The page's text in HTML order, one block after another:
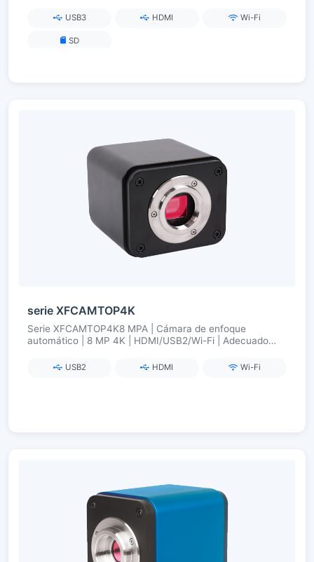
USB3 HDMI Wi-Fi
SD
serie XFCAMTOP4K
Serie XFCAMTOP4K8 MPA | Cámara de enfoque
automático | 8 MP 4K | HDMI/USB2/Wi-Fi | Adecuado
USB2 HDMI Wi-Fi